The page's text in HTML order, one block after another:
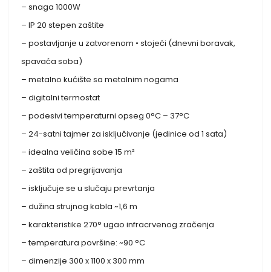
– snaga 1000W
– IP 20 stepen zaštite
– postavljanje u zatvorenom • stojeći (dnevni boravak,
spavaća soba)
– metalno kućište sa metalnim nogama
– digitalni termostat
– podesivi temperaturni opseg 0°C – 37°C
– 24-satni tajmer za isključivanje (jedinice od 1 sata)
– idealna veličina sobe 15 m²
– zaštita od pregrijavanja
– isključuje se u slučaju prevrtanja
– dužina strujnog kabla ~1,6 m
– karakteristike 270° ugao infracrvenog zračenja
– temperatura površine: ~90 °C
– dimenzije 300 x 1100 x 300 mm